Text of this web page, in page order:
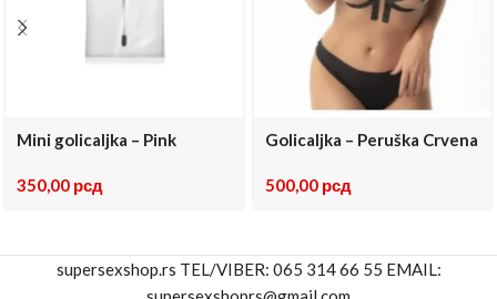
Mini golicaljka – Pink
350,00 рсд
Golicaljka – Peruška Crvena
500,00 рсд
supersexshop.rs TEL/VIBER: 065 314 66 55 EMAIL: